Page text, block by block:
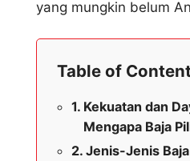
yang mungkin belum
Table of
Kekuatan dan
Mengapa Baja
Jenis-Jenis